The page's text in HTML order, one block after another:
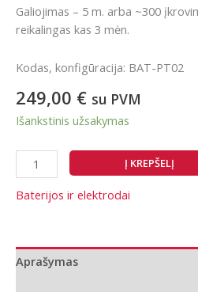
Galiojimas – 5 m. arba ~300
reikalingas kas 3 mėn.
Kodas, konfigūracija: BAT-PT02
249,00 € su PVM
Išankstinis užsakymas
produkto
kiekis:
ViVest
įkraunama
baterija
Į KREPŠELĮ
Baterijos ir elektrodai
Aprašymas